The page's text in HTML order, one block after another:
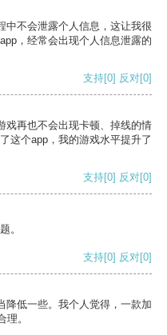
中不会泄露个人信息，这让我很
，经常会出现个人信息泄露的
支持[0] 反对[0]
戏再也不会出现卡顿、掉线的情
这个app，我的游戏水平提升了
支持[0] 反对[0]
。
支持[0] 反对[0]
降低一些。我个人觉得，一款加
。